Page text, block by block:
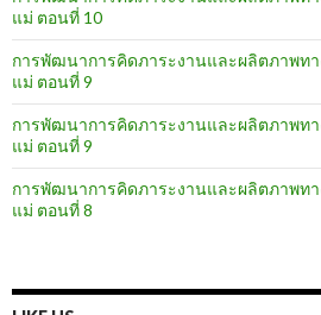
แม่ ตอนที่ 10
การพัฒนาการคิดภาระงานและผลิตภาพท
แม่ ตอนที่ 9
การพัฒนาการคิดภาระงานและผลิตภาพท
แม่ ตอนที่ 9
การพัฒนาการคิดภาระงานและผลิตภาพท
แม่ ตอนที่ 8